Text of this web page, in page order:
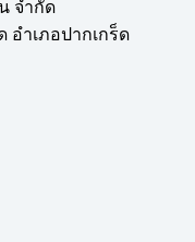
จำกัด
อำเภอปากเกร็ด